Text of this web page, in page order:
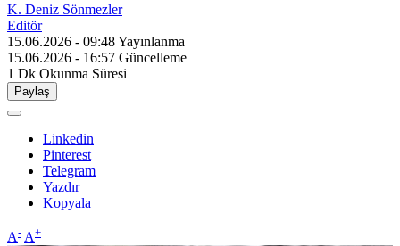
K. Deniz Sönmezler
Editör
15.06.2026 - 09:48Yayınlanma
15.06.2026 - 16:57 Güncelleme
1 Dk Okunma Süresi
Paylaş
Linkedin
Pinterest
Telegram
Yazdır
Kopyala
A- A+